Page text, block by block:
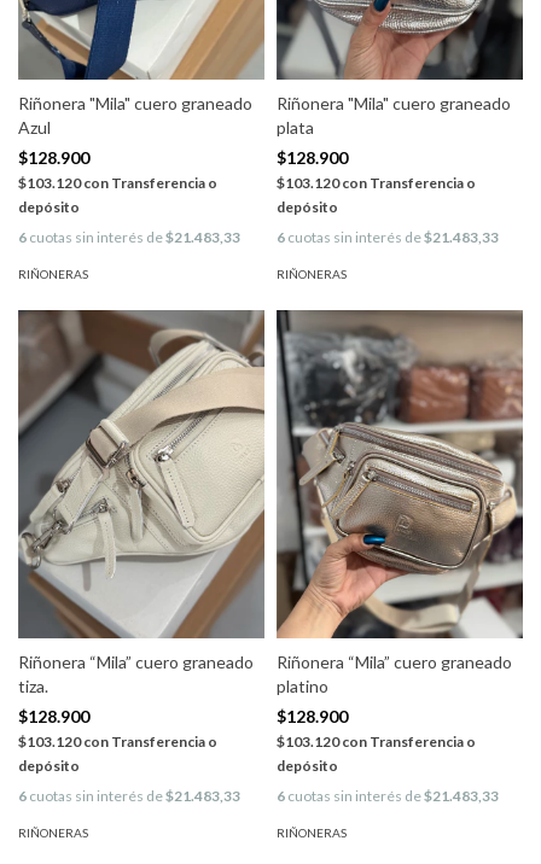
Riñonera "Mila" cuero graneado
Azul
$128.900
$103.120con Transferencia o
depósito
6 cuotas sin interés de$21.483,33
RIÑONERAS
Riñonera "Mila" cuero graneado
plata
$128.900
$103.120con Transferencia o
depósito
6 cuotas sin interés de$21.483,33
RIÑONERAS
Riñonera “Mila” cuero graneado
tiza.
$128.900
$103.120con Transferencia o
depósito
6 cuotas sin interés de$21.483,33
RIÑONERAS
Riñonera “Mila” cuero graneado
platino
$128.900
$103.120con Transferencia o
depósito
6 cuotas sin interés de$21.483,33
RIÑONERAS